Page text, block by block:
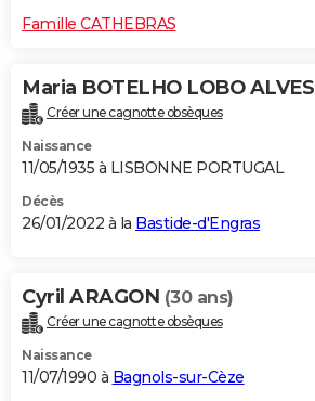
Famille CATHEBRAS
Maria BOTELHO LOBO ALVES
Créer une cagnotte obsèques
Naissance
11/05/1935 à LISBONNE PORTUGAL
Décès
26/01/2022 à la Bastide-d'Engras
Cyril ARAGON (30 ans)
Créer une cagnotte obsèques
Naissance
11/07/1990 à Bagnols-sur-Cèze